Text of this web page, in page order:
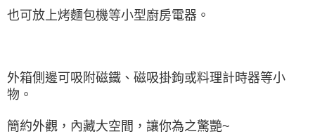
也可放上烤麵包機等小型廚房電器。
外箱側邊可吸附磁鐵、磁吸掛鉤或料理計時器等小
物。
簡約外觀，內藏大空間，讓你為之驚艷~